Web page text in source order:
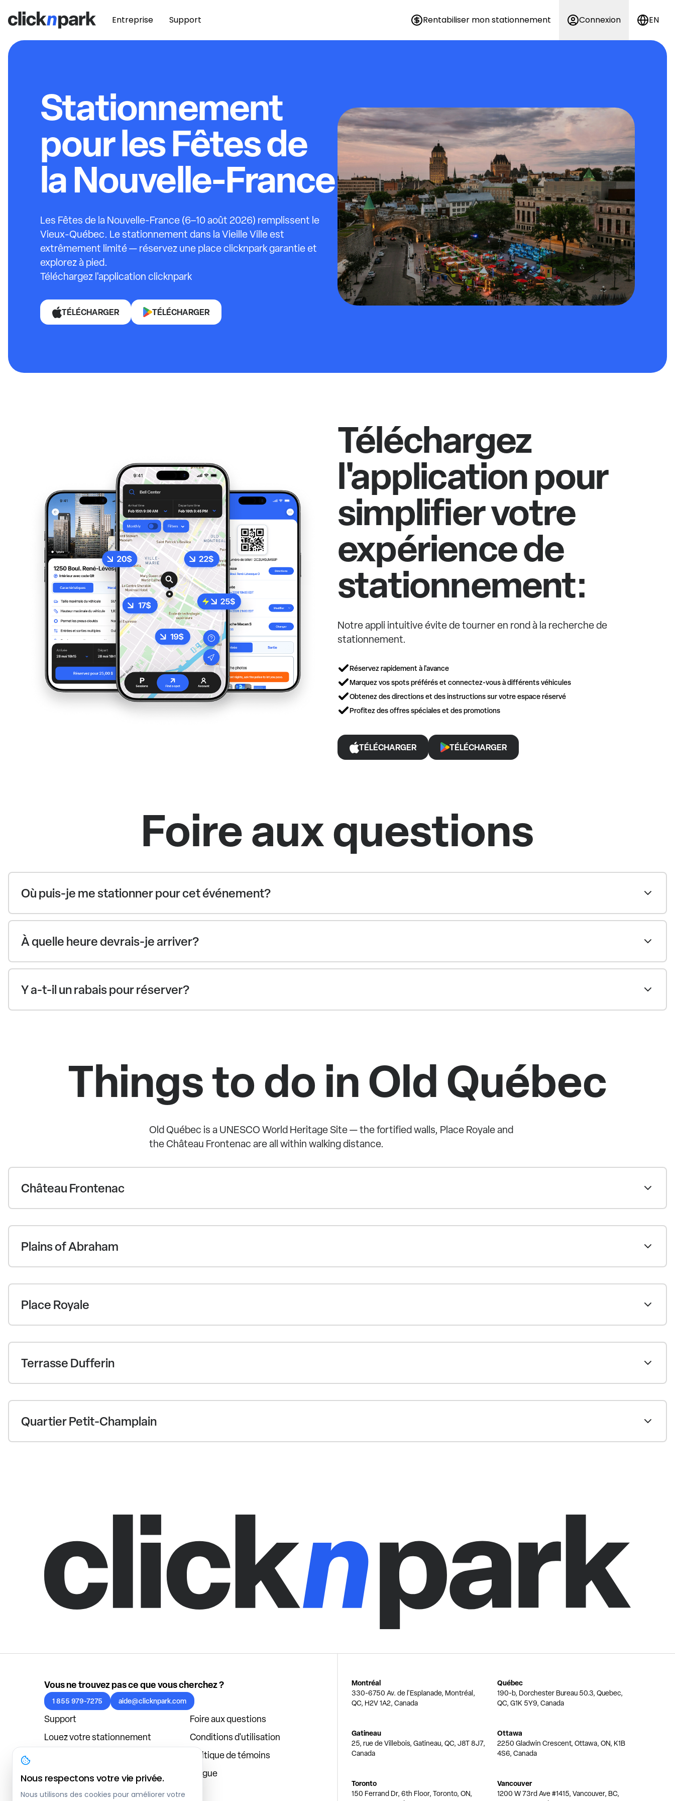
Entreprise Support Rentabiliser mon stationnement Connexion EN
Stationnement
pour les Fêtes de
la Nouvelle-France
Les Fêtes de la Nouvelle-France (6–10 août 2026) remplissent le
Vieux-Québec. Le stationnement dans la Vieille Ville est
extrêmement limité — réservez une place clicknpark garantie et
explorez à pied.
Téléchargez l'application clicknpark
TÉLÉCHARGER TÉLÉCHARGER
Téléchargez
l'application pour
simplifier votre
expérience de
stationnement:
Notre appli intuitive évite de tourner en rond à la recherche de
stationnement.
Réservez rapidement à l'avance
Marquez vos spots préférés et connectez-vous à différents véhicules
Obtenez des directions et des instructions sur votre espace réservé
Profitez des offres spéciales et des promotions
TÉLÉCHARGER TÉLÉCHARGER
Foire aux questions
Où puis-je me stationner pour cet événement?
À quelle heure devrais-je arriver?
Y a-t-il un rabais pour réserver?
Things to do in Old Québec
Old Québec is a UNESCO World Heritage Site — the fortified walls, Place Royale and
the Château Frontenac are all within walking distance.
Château Frontenac
Plains of Abraham
Place Royale
Terrasse Dufferin
Quartier Petit-Champlain
Vous ne trouvez pas ce que vous cherchez ?
1 855 979-7275 aide@clicknpark.com
Support
Foire aux questions
Louez votre stationnement
Conditions d'utilisation
Politique de témoins
À propos
Blogue
Connexion au tableau de bord
Montréal
330-6750 Av. de l'Esplanade, Montréal,
QC, H2V 1A2, Canada
Québec
190-b, Dorchester Bureau 50.3, Quebec,
QC, G1K 5Y9, Canada
Gatineau
25, rue de Villebois, Gatineau, QC, J8T 8J7,
Canada
Ottawa
2250 Gladwin Crescent, Ottawa, ON, K1B
4S6, Canada
Toronto
150 Ferrand Dr, 6th Floor, Toronto, ON,
Vancouver
1200 W 73rd Ave #1415, Vancouver, BC,
Nous respectons votre vie privée.
Nous utilisons des cookies pour améliorer votre